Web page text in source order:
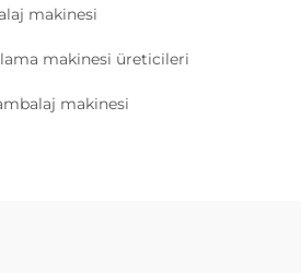
makinesi
makinesi üreticileri
makinesi